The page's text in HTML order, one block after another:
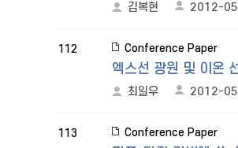
김복현 2012-
112 Conference Paper
엑스선 광원 및 이온
최일우 2012-
113 Conference Paper